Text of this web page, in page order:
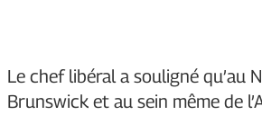
Le chef libéral a souligné qu’au
Brunswick et au sein même de